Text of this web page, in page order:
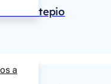
a
Montepio